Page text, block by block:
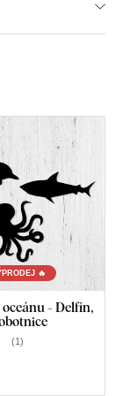
roky
ze dřevěné
hustotou
pryskyřice pod
stálý a má
precizní řezání i
🔥
- Delfín,
(1)